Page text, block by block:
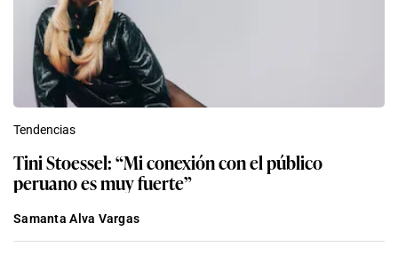
Tendencias
Tini Stoessel: “Mi conexión con el público
peruano es muy fuerte”
Samanta Alva Vargas